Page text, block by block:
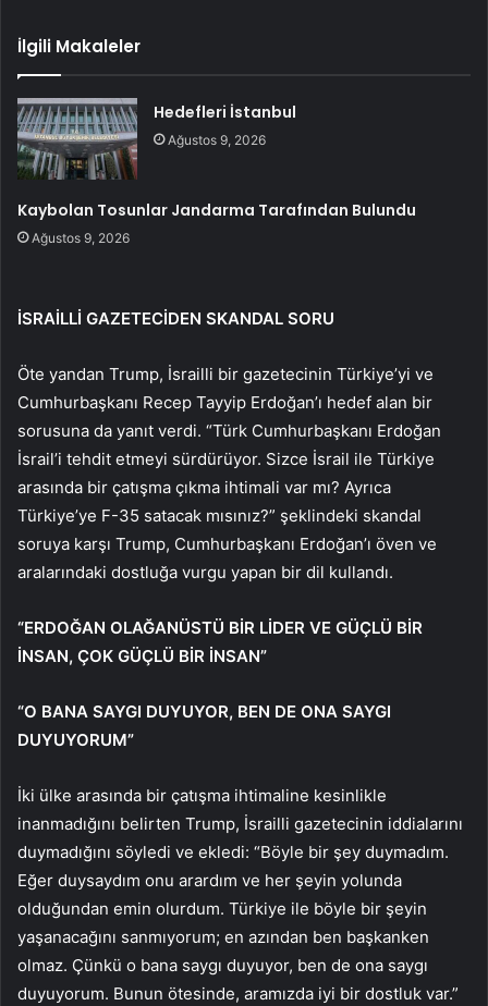
İlgili Makaleler
Hedefleri İstanbul
Ağustos 9, 2026
Kaybolan Tosunlar Jandarma Tarafından Bulundu
Ağustos 9, 2026
İSRAİLLİ GAZETECİDEN SKANDAL SORU
Öte yandan Trump, İsrailli bir gazetecinin Türkiye’yi ve
Cumhurbaşkanı Recep Tayyip Erdoğan’ı hedef alan bir
sorusuna da yanıt verdi. “Türk Cumhurbaşkanı Erdoğan
İsrail’i tehdit etmeyi sürdürüyor. Sizce İsrail ile Türkiye
arasında bir çatışma çıkma ihtimali var mı? Ayrıca
Türkiye’ye F-35 satacak mısınız?” şeklindeki skandal
soruya karşı Trump, Cumhurbaşkanı Erdoğan’ı öven ve
aralarındaki dostluğa vurgu yapan bir dil kullandı.
“ERDOĞAN OLAĞANÜSTÜ BİR LİDER VE GÜÇLÜ BİR
İNSAN, ÇOK GÜÇLÜ BİR İNSAN”
“O BANA SAYGI DUYUYOR, BEN DE ONA SAYGI
DUYUYORUM”
İki ülke arasında bir çatışma ihtimaline kesinlikle
inanmadığını belirten Trump, İsrailli gazetecinin iddialarını
duymadığını söyledi ve ekledi: “Böyle bir şey duymadım.
Eğer duysaydım onu arardım ve her şeyin yolunda
olduğundan emin olurdum. Türkiye ile böyle bir şeyin
yaşanacağını sanmıyorum; en azından ben başkanken
olmaz. Çünkü o bana saygı duyuyor, ben de ona saygı
duyuyorum. Bunun ötesinde, aramızda iyi bir dostluk var.”